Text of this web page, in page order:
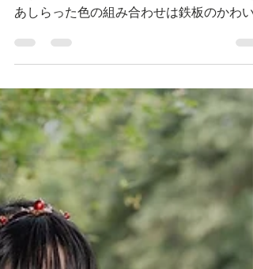
全体を黒で纏めたチャイナ風長袖ワンピー
あしらった色の組み合わせは鉄板のかわい
さ。 袖部分と体の右サイドに飾りチャイナ
ボタンが付いていてチャイナドレス風にな
ているのも◎。 小物や髪型のアレンジ次第
でかわいい系、かっこいい系、闇系、い...